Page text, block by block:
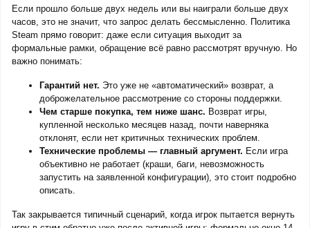
Если прошло больше двух недель или вы наиграли больше двух
часов, это не значит, что запрос делать бессмысленно. Политика
Steam прямо говорит: даже если ситуация выходит за
формальные рамки, обращение всё равно рассмотрят вручную. Но
важно понимать:
Гарантий нет. Это уже не «автоматический» возврат, а
доброжелательное рассмотрение со стороны поддержки.
Чем старше покупка, тем ниже шанс. Возврат игры,
купленной несколько месяцев назад, почти наверняка
отклонят, если нет критичных технических проблем.
Технические проблемы — главный аргумент. Если игра
объективно не работает (краши, баги, невозможность
запустить на заявленной конфигурации), это стоит подробно
описать.
Так закрывается типичный сценарий, когда игрок пытается вернуть